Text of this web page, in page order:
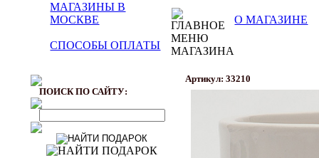
МАГАЗИНЫ В
МОСКВЕ
О МАГАЗИНЕ
СПОСОБЫ ОПЛАТЫ
ПОИСК ПО САЙТУ:
Артикул: 33210